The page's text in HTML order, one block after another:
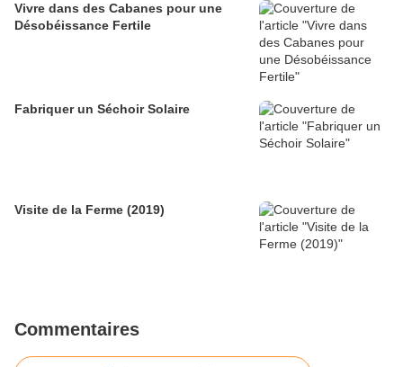
Vivre dans des Cabanes pour une
Désobéissance Fertile
Fabriquer un Séchoir Solaire
Visite de la Ferme (2019)
Commentaires